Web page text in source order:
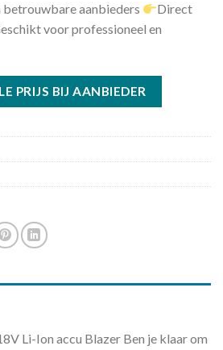
is:
€84.31.
aanbieders
Direct
voor professioneel en
PRIJS BIJ AANBIEDER
Li-Ion accu Blazer Ben je klaar om